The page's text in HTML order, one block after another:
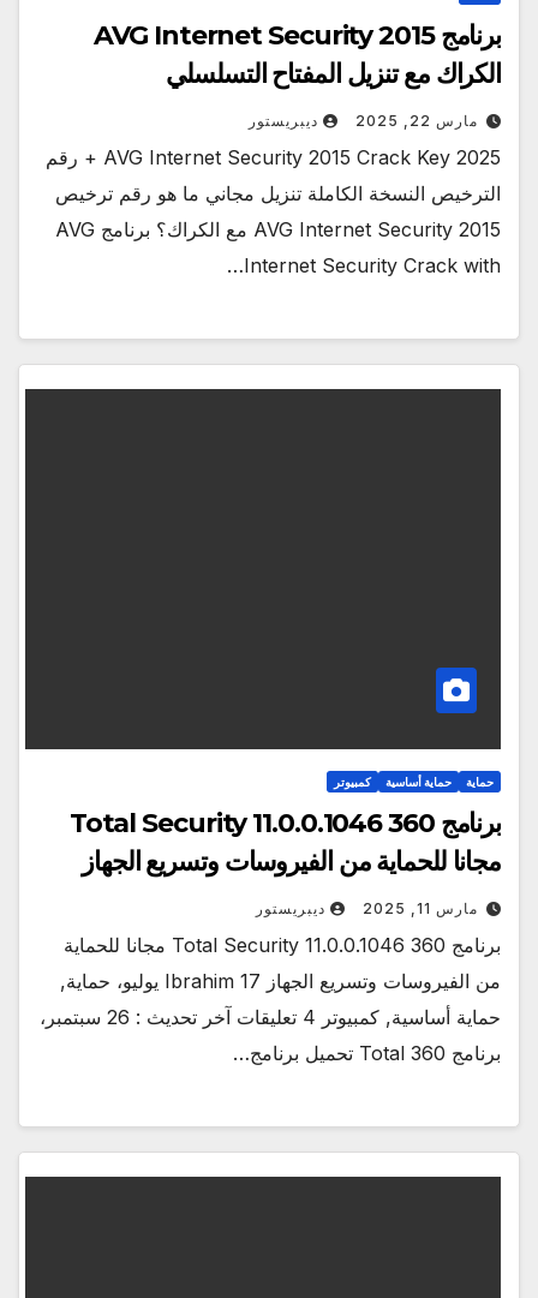
برنامج AVG Internet Security 2015
الكراك مع تنزيل المفتاح التسلسلي
مارس 22, 2025 ديبريستور
AVG Internet Security 2015 Crack Key 2025 + رقم
الترخيص النسخة الكاملة تنزيل مجاني ما هو رقم ترخيص
AVG Internet Security 2015 مع الكراك؟ برنامج AVG
Internet Security Crack with…
حماية حماية أساسية كمبيوتر
برنامج 360 Total Security 11.0.0.1046
مجانا للحماية من الفيروسات وتسريع الجهاز
مارس 11, 2025 ديبريستور
برنامج 360 Total Security 11.0.0.1046 مجانا للحماية
من الفيروسات وتسريع الجهاز Ibrahim 17 يوليو، حماية,
حماية أساسية, كمبيوتر 4 تعليقات آخر تحديث : 26 سبتمبر،
برنامج 360 Total تحميل برنامج…